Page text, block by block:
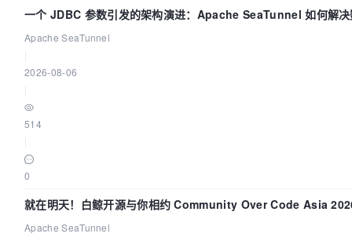
一个 JDBC 参数引发的架构演进：Apache SeaTunnel 如何解
“定时 Flush”难题
Apache SeaTunnel
2026-08-06
514
0
就在明天！白鲸开源与你相约 Community Over Code Asia
Apache SeaTunnel